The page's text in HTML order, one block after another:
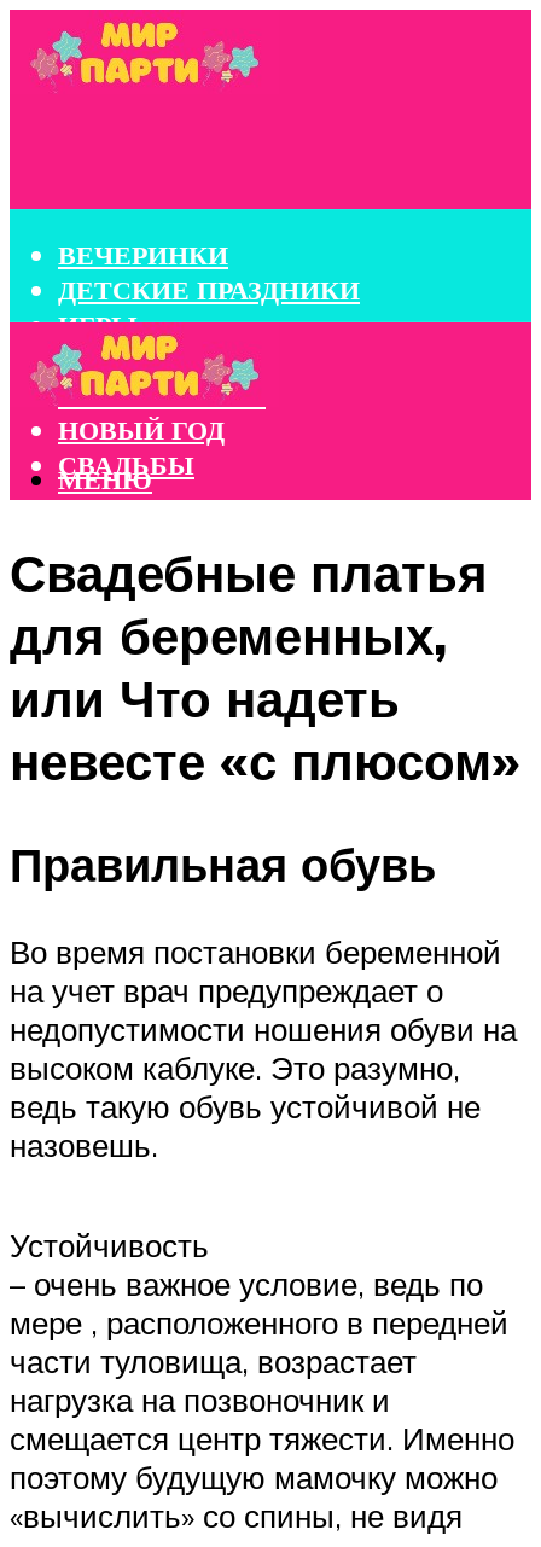
ВЕЧЕРИНКИ
ДЕТСКИЕ ПРАЗДНИКИ
ИГРЫ
КОНКУРСЫ
КОРПОРАТИВЫ
НОВЫЙ ГОД
СВАДЬБЫ
МЕНЮ
Свадебные платья
для беременных,
или Что надеть
невесте «с плюсом»
Правильная обувь
Во время постановки беременной
на учет врач предупреждает о
недопустимости ношения обуви на
высоком каблуке. Это разумно,
ведь такую обувь устойчивой не
назовешь.
Устойчивость
– очень важное условие, ведь по
мере , расположенного в передней
части туловища, возрастает
нагрузка на позвоночник и
смещается центр тяжести. Именно
поэтому будущую мамочку можно
«вычислить» со спины, не видя